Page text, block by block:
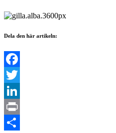
Dela den här artikeln:
Facebook
Twitter
LinkedIn
Print